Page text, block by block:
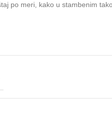
po meri, kako u stambenim